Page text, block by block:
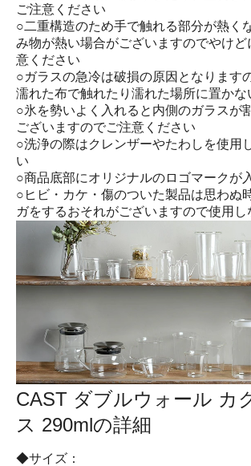
ご注意ください
○二重構造のため手で触れる部分が熱く
み物が熱い場合がございますのでやけど
意ください
○ガラスの急冷は破損の原因となります
濡れた布で触れたり濡れた場所に置かな
○氷を勢いよく入れると内側のガラスが
ございますのでご注意ください
○洗浄の際はクレンザーやたわしを使用
い
○商品底部にオリジナルのロゴマークが
○ヒビ・カケ・傷のついた製品は思わぬ
ガをするおそれがございますので使用
CAST ダブルウォール カ
ス 290mlの詳細
◆サイズ：